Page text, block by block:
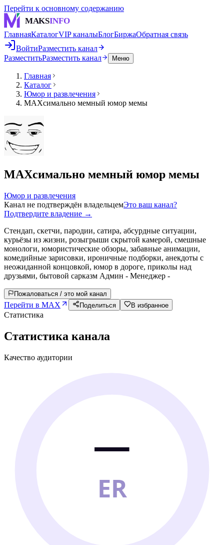
Перейти к основному содержанию
MAKSINFO
ГлавнаяКаталогVIP каналыБлогБиржаОбратная связь
ВойтиРазместить канал
РазместитьРазместить канал Меню
Главная
Каталог
Юмор и развлечения
MAXсимально мемный юмор мемы
MAXсимально мемный юмор мемы
Юмор и развлечения
Канал не подтверждён владельцемЭто ваш канал?
Подтвердите владение →
Стендап, скетчи, пародии, сатира, абсурдные ситуации,
курьёзы из жизни, розыгрыши скрытой камерой, смешные
монологи, юмористические обзоры, забавные анимации,
комедийные зарисовки, ироничные подборки, анекдоты с
неожиданной концовкой, юмор в дороге, приколы над
друзьями, бытовой сарказм Админ - Менеджер -
Пожаловаться / это мой канал
Перейти в MAX Поделиться В избранное
Статистика
Статистика канала
Качество аудитории
—
ER